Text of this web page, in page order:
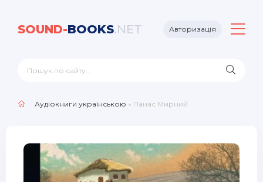
SOUND-BOOKS.NET Авторизація
Аудіокниги українською » Панас Мирний